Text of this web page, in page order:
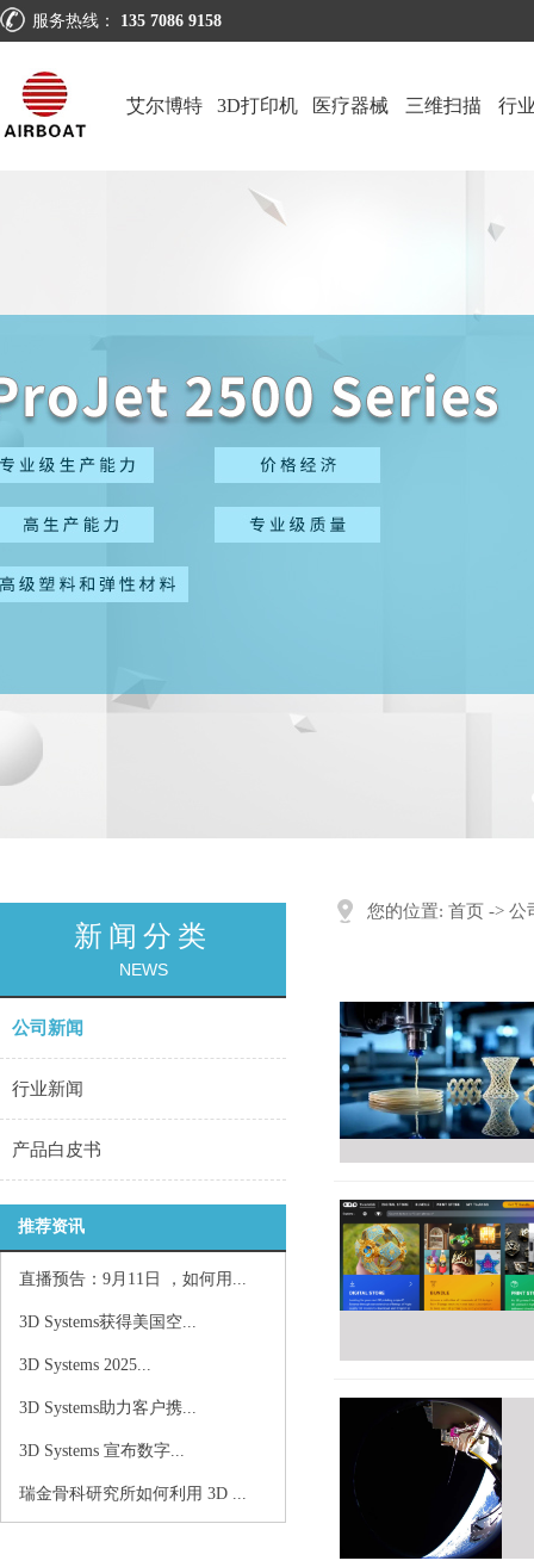
服务热线： 135 7086 9158
艾尔博特 3D打印机 医疗器械 三维扫描 行
新闻分类
NEWS
公司新闻
行业新闻
产品白皮书
推荐资讯
直播预告：9月11日 ，如何用...
3D Systems获得美国空...
3D Systems 2025...
3D Systems助力客户携...
3D Systems 宣布数字...
瑞金骨科研究所如何利用 3D ...
您的位置: 首页 -> 公